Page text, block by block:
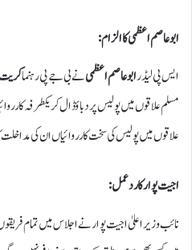
ابو عاصم اعظمی کا الزام:
ایس پی لیڈرابو عاصم اعظمینے بی جے پی رہنما
مسلم علاقوں میں پولیس پر دباؤ ڈال کر یکطرفہ
علاقوں میں پولیس کی سخت کارروائیاں ان کی مداخلت
اجیت پوار کا ردعمل:
نائب وزیر اعلیٰ اجیت پوار نے اجلاس میں تمام